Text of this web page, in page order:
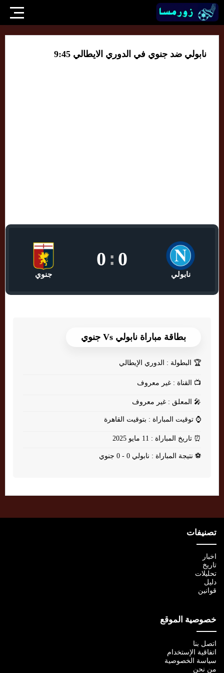
نابولي ضد جنوي في الدوري الايطالي 9:45
نابولي
0
:
0
جنوي
بطاقة مباراة نابولي Vs جنوي
🏆 البطولة : الدوري الإيطالي
📺 القناة : غير معروف
🎤 المعلق : غير معروف
⌚ توقيت المباراة : بتوقيت القاهرة
⏰ تاريخ المباراة : 11 مايو 2025
⚽ نتيجة المباراة : نابولي 0 - 0 جنوي
تصنيفات
اخبار
تاريخ
تحليلات
دليل
قوانين
خصوصية الموقع
اتصل بنا
اتفاقية الإستخدام
سياسة الخصوصية
من نحن